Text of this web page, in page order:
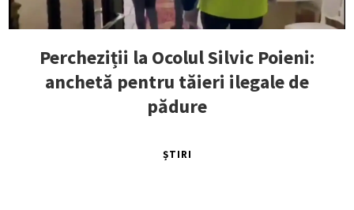
Percheziții la Ocolul Silvic Poieni:
anchetă pentru tăieri ilegale de
pădure
ȘTIRI